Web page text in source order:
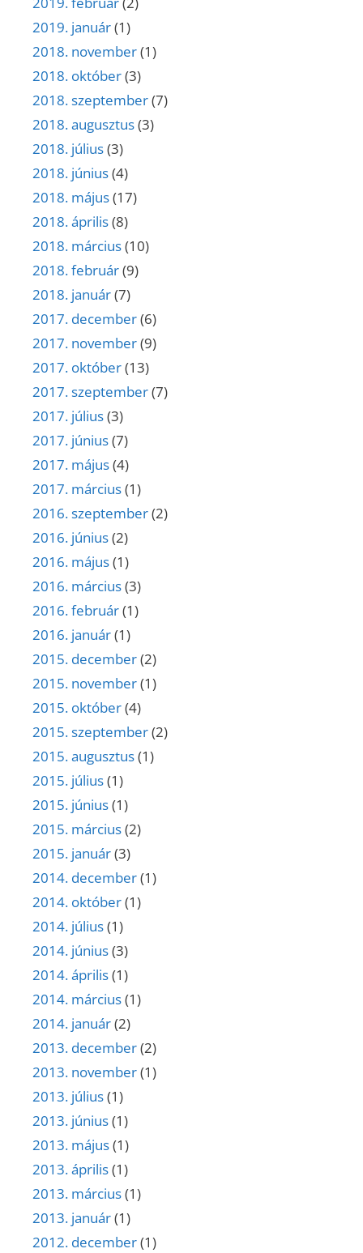
2019. január(1)
2018. november(1)
2018. október(3)
2018. szeptember(7)
2018. augusztus(3)
2018. július(3)
2018. június(4)
2018. május(17)
2018. április(8)
2018. március(10)
2018. február(9)
2018. január(7)
2017. december(6)
2017. november(9)
2017. október(13)
2017. szeptember(7)
2017. július(3)
2017. június(7)
2017. május(4)
2017. március(1)
2016. szeptember(2)
2016. június(2)
2016. május(1)
2016. március(3)
2016. február(1)
2016. január(1)
2015. december(2)
2015. november(1)
2015. október(4)
2015. szeptember(2)
2015. augusztus(1)
2015. július(1)
2015. június(1)
2015. március(2)
2015. január(3)
2014. december(1)
2014. október(1)
2014. július(1)
2014. június(3)
2014. április(1)
2014. március(1)
2014. január(2)
2013. december(2)
2013. november(1)
2013. július(1)
2013. június(1)
2013. május(1)
2013. április(1)
2013. március(1)
2013. január(1)
2012. december(1)